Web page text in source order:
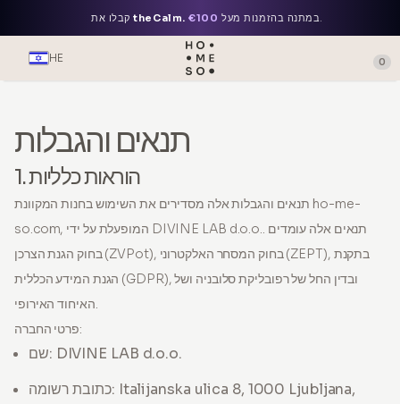
קבלו אתtheCalm. במתנה בהזמנות מעל €100 .
HE 0
תנאים והגבלות
1. הוראות כלליות
תנאים והגבלות אלה מסדירים את השימוש בחנות המקוונת ho-me-
so.com, המופעלת על ידי DIVINE LAB d.o.o.. תנאים אלה עומדים
בחוק הגנת הצרכן (ZVPot), בחוק המסחר האלקטרוני (ZEPT), בתקנת
הגנת המידע הכללית (GDPR), ובדין החל של רפובליקת סלובניה ושל
האיחוד האירופי.
פרטי החברה:
שם: DIVINE LAB d.o.o.
כתובת רשומה: Italijanska ulica 8, 1000 Ljubljana,